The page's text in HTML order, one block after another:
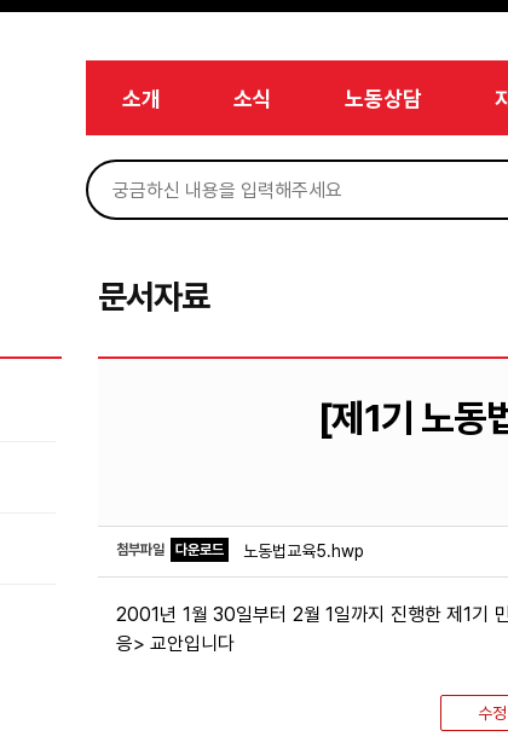
소개 소식 노동상담
문서자료
[제1기 노동
첨부파일 다운로드 노동법교육5.hwp
2001년 1월 30일부터 2월 1일까지 진행한 제1기
응> 교안입니다
수정